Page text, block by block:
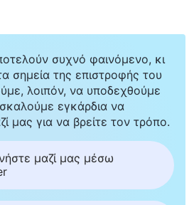
συχνό φαινόμενο, κι
σημεία της επιστροφής του
λοιπόν, να υποδεχθούμε
εγκάρδια να
μας για να βρείτε τον τρόπο.
μαζί μας μέσω